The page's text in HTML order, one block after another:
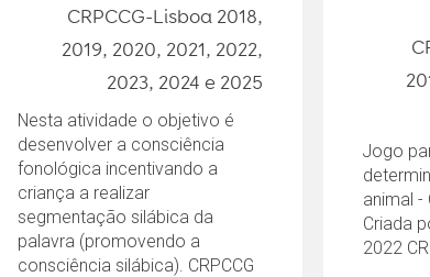
Jogo
animal -
Criada
2022
CRPCCG-Lisboa 2018,
2019, 2020, 2021, 2022,
2023, 2024 e 2025
Nesta atividade o objetivo é
desenvolver a consciência
fonológica incentivando a
criança a realizar
segmentação silábica da
palavra (promovendo a
consciência silábica). CRPCCG